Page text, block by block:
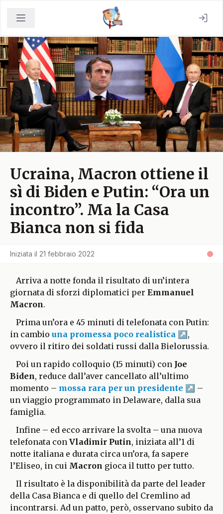
Ucraina, Macron ottiene il
sì di Biden e Putin: “Ora un
incontro”. Ma la Casa
Bianca non si fida
Iniziata il 21 febbraio 2022
Arriva a notte fonda il risultato di un’intera
giornata di sforzi diplomatici per Emmanuel
Macron.
Prima un’ora e 45 minuti di telefonata con Putin:
in cambio una promessa poco realistica
,
ovvero il ritiro dei soldati russi dalla Bielorussia.
Poi un rapido colloquio (15 minuti) con Joe
Biden, reduce dall’aver cancellato all’ultimo
momento – mossa rara per un presidente
–
un viaggio programmato in Delaware, dalla sua
famiglia.
Infine – ed ecco arrivare la svolta – una nuova
telefonata con Vladimir Putin, iniziata all’1 di
notte italiana e durata circa un’ora, fa sapere
l’Eliseo, in cui Macron gioca il tutto per tutto.
Il risultato è la disponibilità da parte del leader
della Casa Bianca e di quello del Cremlino ad
incontrarsi. Ad un patto, però, osservano subito da